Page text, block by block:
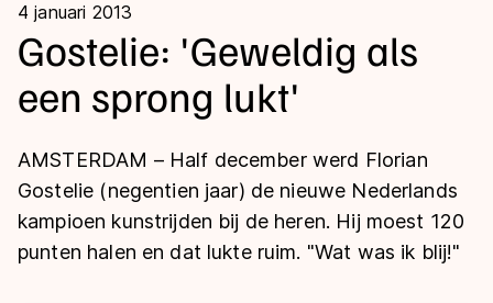
Kalender
Disciplines
Langebaan
Shorttrack
Inlineskaten
Uitslagen
Langebaan
Shorttrack
Tijden & historie
4 januari 2013
Gostelie: 'Geweldig als
een sprong lukt'
AMSTERDAM – Half december werd Florian
Gostelie (negentien jaar) de nieuwe Nederlands
kampioen kunstrijden bij de heren. Hij moest 120
punten halen en dat lukte ruim. "Wat was ik blij!"